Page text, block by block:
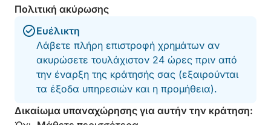
εξασφαλίζοντας μια τέλεια ισορροπία μεταξύ
χαλάρωσης και εξερεύνησης.
Με άφθονο κολύμπι, ηλιοθεραπεία και γραφική
θέα κατά μήκος της διαδρομής, αυτή η εκδρομή
είναι ιδανική για ταξιδιώτες που θέλουν να ζήσουν
άνετη ολοήμερη εκδρομή.
Πολιτική ακύρωσης
Ευέλικτη
Λάβετε πλήρη επιστροφή χρημάτων αν
ακυρώσετε τουλάχιστον 24 ώρες πριν από
την έναρξη της κράτησής σας (εξαιρούνται
τα έξοδα υπηρεσιών και η προμήθεια).
Δικαίωμα υπαναχώρησης για αυτήν την κράτηση: